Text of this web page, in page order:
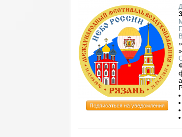
Подписаться на уведомления